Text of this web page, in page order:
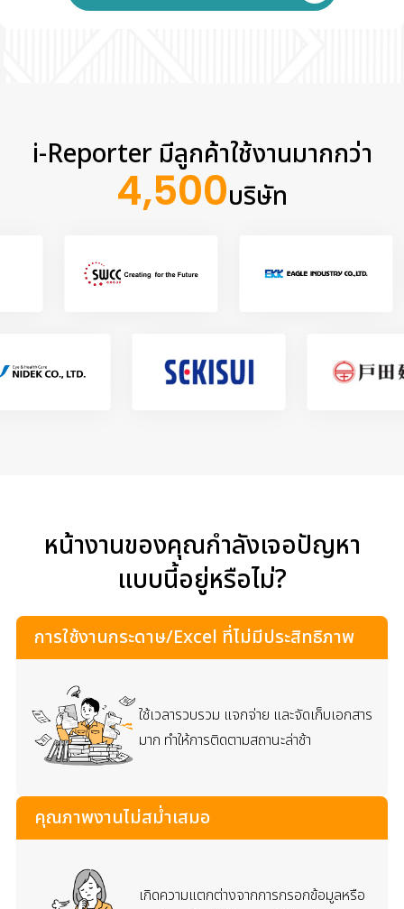
i-Reporter มีลูกค้าใช้งานมากกว่า
4,500บริษัท
หน้างานของคุณกำลังเจอปัญหา
แบบนี้อยู่หรือไม่?
การใช้งานกระดาษ/Excel ที่ไม่มีประสิทธิภาพ
ใช้เวลารวบรวม แจกจ่าย และจัดเก็บเอกสาร
มาก ทำให้การติดตามสถานะล่าช้า
คุณภาพงานไม่สม่ำเสมอ
เกิดความแตกต่างจากการกรอกข้อมูลหรือ